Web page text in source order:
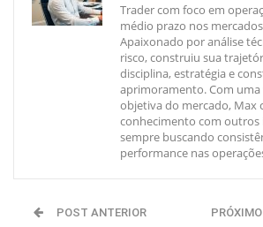
Trader com foco em
médio prazo nos
Apaixonado por análise
risco, construiu sua
disciplina, estratégia e
aprimoramento. Com uma
objetiva do mercado, Max
conhecimento com outros
sempre buscando
performance nas
POST ANTERIOR